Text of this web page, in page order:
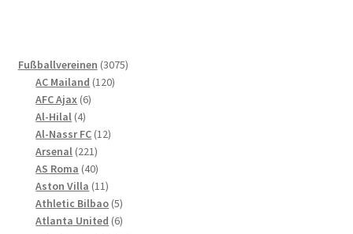
Fußballvereinen 30753075
AC Mailand 120120
AFC Ajax 66
Al-Hilal 44
Produkte
Al-Nassr FC 1212
Arsenal 221221
Produkte
AS Roma 4040
Produkte
Aston Villa 1111
Produkte
Athletic Bilbao 55
Produkte
Atlanta United 66